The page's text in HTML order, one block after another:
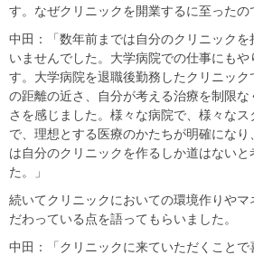
す。なぜクリニックを開業するに至ったの
中田：「数年前までは自分のクリニックを
いませんでした。大学病院での仕事にも
す。大学病院を退職後勤務したクリニック
の距離の近さ、自分が考える治療を制限な
さを感じました。様々な病院で、様々な
で、理想とする医療のかたちが明確にな
は自分のクリニックを作るしか道はない
た。」
続いてクリニックにおいての環境作りやマ
だわっている点を語ってもらいました。
中田：「クリニックに来ていただくこと